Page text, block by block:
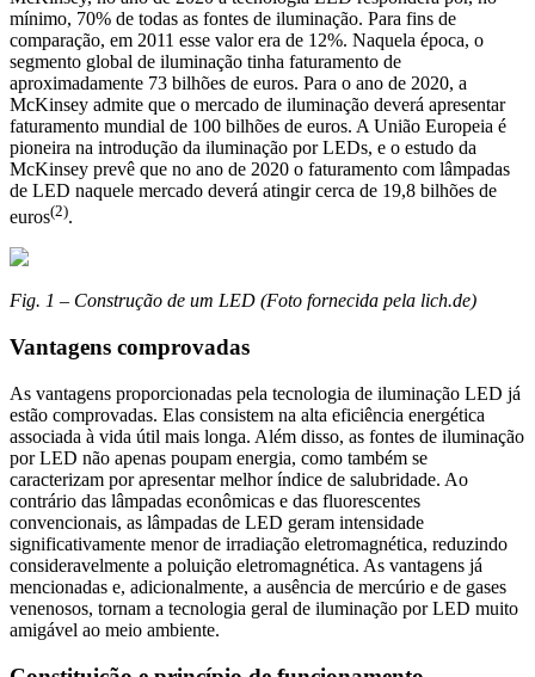
mínimo, 70% de todas as fontes de iluminação. Para fins de
comparação, em 2011 esse valor era de 12%. Naquela época, o
segmento global de iluminação tinha faturamento de
aproximadamente 73 bilhões de euros. Para o ano de 2020, a
McKinsey admite que o mercado de iluminação deverá apresentar
faturamento mundial de 100 bilhões de euros. A União Europeia é
pioneira na introdução da iluminação por LEDs, e o estudo da
McKinsey prevê que no ano de 2020 o faturamento com lâmpadas
de LED naquele mercado deverá atingir cerca de 19,8 bilhões de
euros(2).
Fig. 1 – Construção de um LED (Foto fornecida pela lich.de)
Vantagens comprovadas
As vantagens proporcionadas pela tecnologia de iluminação LED já
estão comprovadas. Elas consistem na alta eficiência energética
associada à vida útil mais longa. Além disso, as fontes de iluminação
por LED não apenas poupam energia, como também se
caracterizam por apresentar melhor índice de salubridade. Ao
contrário das lâmpadas econômicas e das fluorescentes
convencionais, as lâmpadas de LED geram intensidade
significativamente menor de irradiação eletromagnética, reduzindo
consideravelmente a poluição eletromagnética. As vantagens já
mencionadas e, adicionalmente, a ausência de mercúrio e de gases
venenosos, tornam a tecnologia geral de iluminação por LED muito
amigável ao meio ambiente.